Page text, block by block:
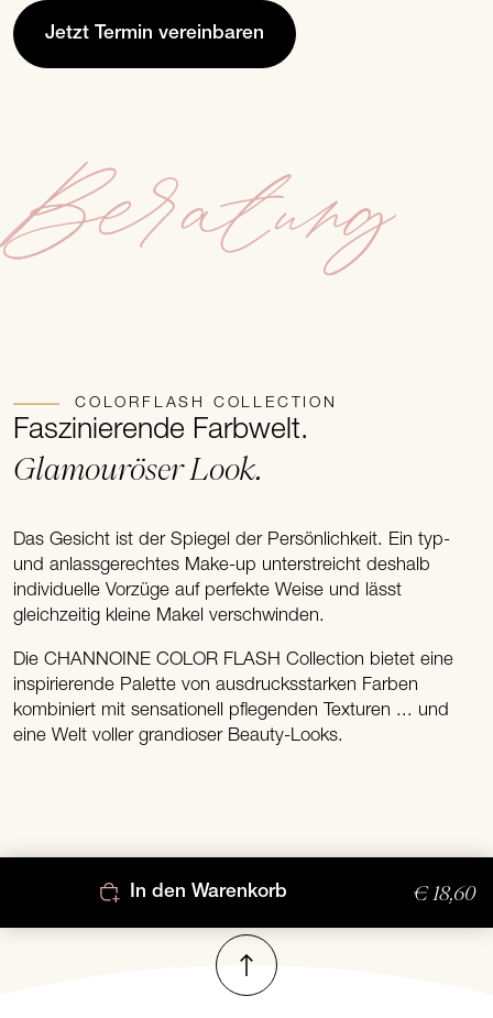
Jetzt Termin vereinbaren
Beratung
COLORFLASH COLLECTION
Faszinierende Farbwelt.
Glamouröser Look.
Das Gesicht ist der Spiegel der Persönlichkeit. Ein typ-
und anlassgerechtes Make-up unterstreicht deshalb
individuelle Vorzüge auf perfekte Weise und lässt
gleichzeitig kleine Makel verschwinden.
Die CHANNOINE COLOR FLASH Collection bietet eine
inspirierende Palette von ausdrucksstarken Farben
kombiniert mit sensationell pflegenden Texturen ... und
eine Welt voller grandioser Beauty-Looks.
In den Warenkorb € 18,60
Nach oben